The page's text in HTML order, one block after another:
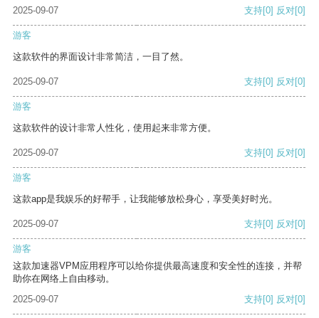
2025-09-07 支持[0] 反对[0]
游客
这款软件的界面设计非常简洁，一目了然。
2025-09-07 支持[0] 反对[0]
游客
这款软件的设计非常人性化，使用起来非常方便。
2025-09-07 支持[0] 反对[0]
游客
这款app是我娱乐的好帮手，让我能够放松身心，享受美好时光。
2025-09-07 支持[0] 反对[0]
游客
这款加速器VPM应用程序可以给你提供最高速度和安全性的连接，并帮
助你在网络上自由移动。
2025-09-07
支持[0] 反对[0]